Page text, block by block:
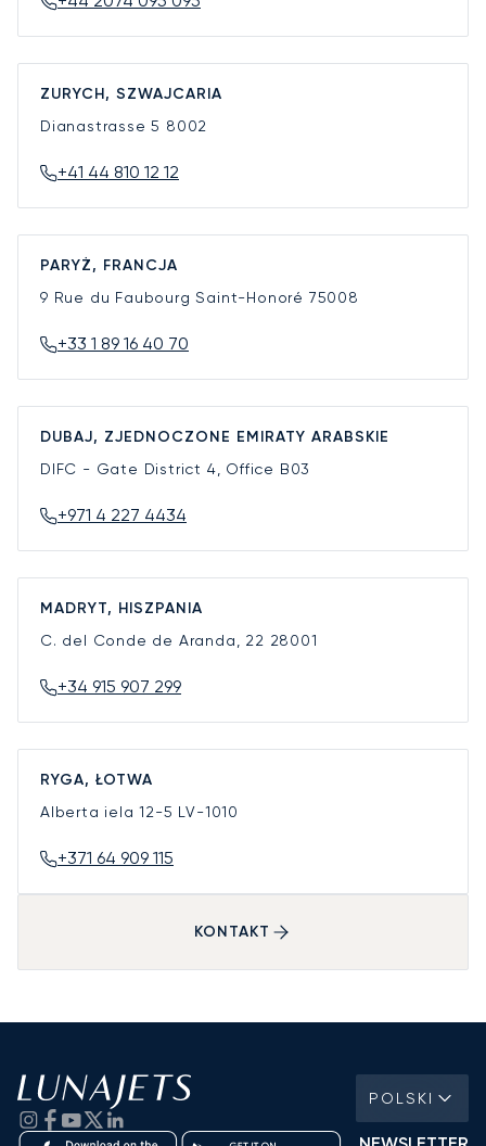
ZURYCH, SZWAJCARIA
Dianastrasse 5 8002
+41 44 810 12 12
PARYŻ, FRANCJA
9 Rue du Faubourg Saint-Honoré 75008
+33 1 89 16 40 70
DUBAJ, ZJEDNOCZONE EMIRATY ARABSKIE
DIFC - Gate District 4, Office B03
+971 4 227 4434
MADRYT, HISZPANIA
C. del Conde de Aranda, 22 28001
+34 915 907 299
RYGA, ŁOTWA
Alberta iela 12-5 LV-1010
+371 64 909 115
KONTAKT
POLSKI